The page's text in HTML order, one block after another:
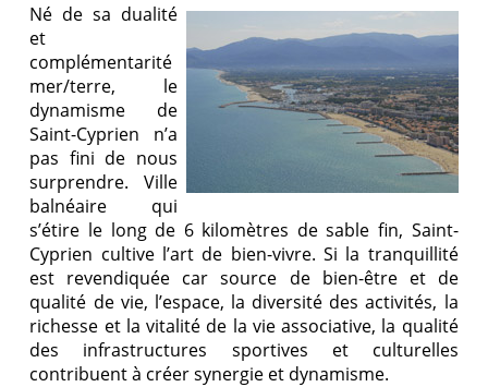
Né de sa dualité
et
complémentarité
mer/terre, le
dynamisme de
Saint-Cyprien n’a
pas fini de nous
surprendre. Ville
balnéaire qui
s’étire le long de 6 kilomètres de sable fin, Saint-
Cyprien cultive l’art de bien-vivre. Si la tranquillité
est revendiquée car source de bien-être et de
qualité de vie, l’espace, la diversité des activités, la
richesse et la vitalité de la vie associative, la qualité
des infrastructures sportives et culturelles
contribuent à créer synergie et dynamisme.